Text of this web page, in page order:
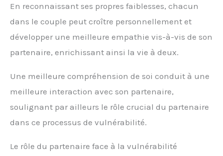
En reconnaissant ses propres faiblesses, chacun
dans le couple peut croître personnellement et
développer une meilleure empathie vis-à-vis de son
partenaire, enrichissant ainsi la vie à deux.
Une meilleure compréhension de soi conduit à une
meilleure interaction avec son partenaire,
soulignant par ailleurs le rôle crucial du partenaire
dans ce processus de vulnérabilité.
Le rôle du partenaire face à la vulnérabilité